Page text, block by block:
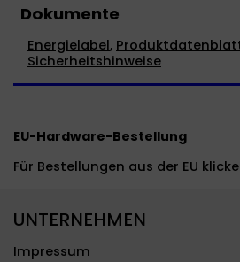
Dokumente
Energielabel,
Sicherheitshinweise
EU-Hardware-Bestellung
Für Bestellungen aus der EU
UNTERNEHMEN
Impressum